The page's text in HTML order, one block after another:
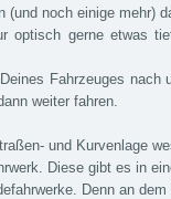
(und noch einige mehr)
optisch gerne etwas
Fahrzeuges
weiter fahren.
und Kurvenlage
Diese gibt es in
Denn an